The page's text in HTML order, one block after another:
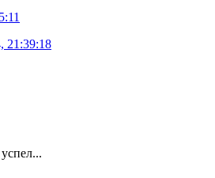
21:39:18